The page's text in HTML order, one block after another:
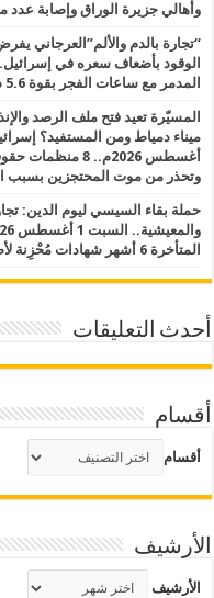
وأهالي جزيرة الوراق وإصابة عدد
المدمر مع ساعات الفجر بقوة 5.6 درجات وتوابع مرعبة تهز المحافظات
وتحذر من موت المحتجزين بسبب
حملة بقاء السيسي ليوم الدين:
المتأخرة 6 أشهر شهادات مُحْزِنة لأصحاب المعاشات والعيش على الكفاف
أحدث التعليقات
أقسام
أقسام
الأرشيف
الأرشيف